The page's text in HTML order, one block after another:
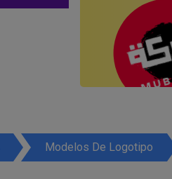
Modelos De Logotipo